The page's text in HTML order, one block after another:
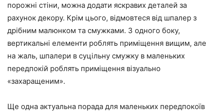
порожні стіни, можна додати яскравих деталей за
рахунок декору. Крім цього, відмовтеся від шпалер з
дрібним малюнком та смужками. З одного боку,
вертикальні елементи роблять приміщення вищим, але
на жаль, шпалери в суцільну смужку в маленьких
передпокій роблять приміщення візуально
«захаращеним».
Ще одна актуальна порада для маленьких передпокоїв